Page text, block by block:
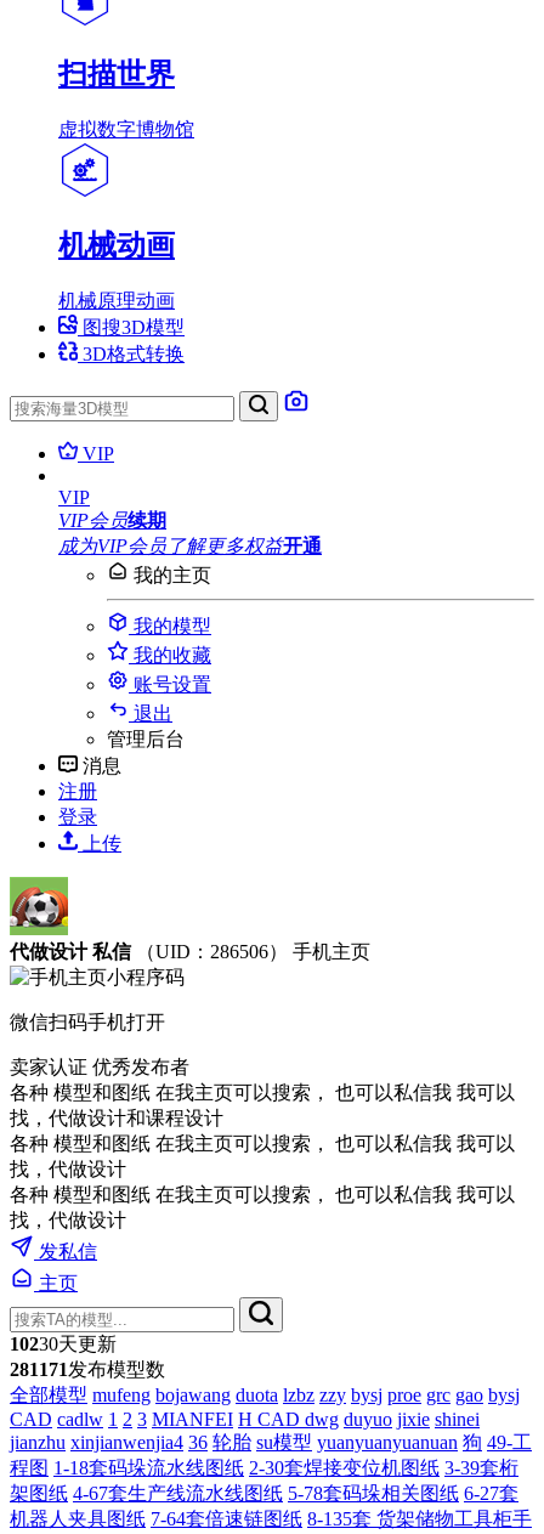
扫描世界
虚拟数字博物馆
机械动画
机械原理动画
图搜3D模型
3D格式转换
VIP
VIP
VIP会员续期
成为VIP会员 了解更多权益开通
我的主页
我的模型
我的收藏
账号设置
退出
管理后台
消息
注册
登录
上传
代做设计 私信 （UID：286506） 手机主页
微信扫码手机打开
卖家认证 优秀发布者
各种 模型和图纸 在我主页可以搜索， 也可以私信我 我可以
找，代做设计和课程设计
各种 模型和图纸 在我主页可以搜索， 也可以私信我 我可以
找，代做设计
各种 模型和图纸 在我主页可以搜索， 也可以私信我 我可以
找，代做设计
发私信
主页
10230天更新
281171发布模型数
全部模型 mufeng bojawang duota lzbz zzy bysj proe grc gao bysj
CAD cadlw 1 2 3 MIANFEI H CAD dwg duyuo jixie shinei
jianzhu xinjianwenjia4 36 轮胎 su模型 yuanyuanyuanuan 狗 49-工
程图 1-18套码垛流水线图纸 2-30套焊接变位机图纸 3-39套桁
架图纸 4-67套生产线流水线图纸 5-78套码垛相关图纸 6-27套
机器人夹具图纸 7-64套倍速链图纸 8-135套 货架储物工具柜手